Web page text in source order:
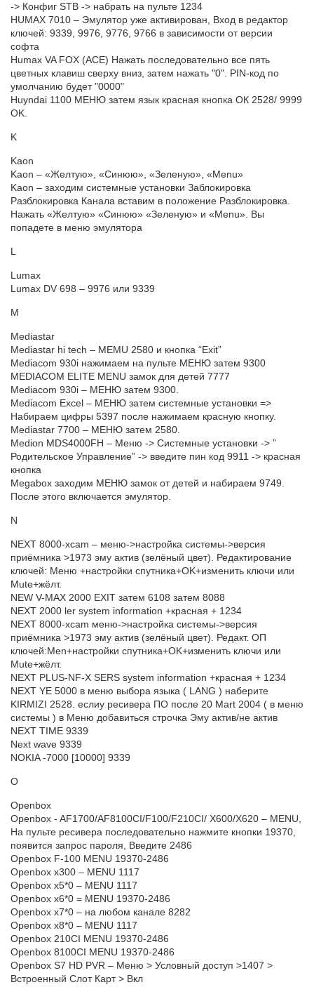
-> Конфиг STB -> набрать на пульте 1234
HUMAX 7010 – Эмулятор уже активирован, Вход в редактор
ключей: 9339, 9976, 9776, 9766 в зависимости от версии
софта
Humax VA FOX (ACE) Нажать последовательно все пять
цветных клавиш сверху вниз, затем нажать "0". PIN-код по
умолчанию будет "0000"
Huyndai 1100 МЕНЮ затем язык красная кнопка ОК 2528/ 9999
OK.
K
Kaon
Kaon – «Желтую», «Синюю», «Зеленую», «Menu»
Kaon – заходим системные установки Заблокировка
Разблокировка Канала вставим в положение Разблокировка.
Нажать «Желтую» «Синюю» «Зеленую» и «Menu». Вы
попадете в меню эмулятора
L
Lumax
Lumax DV 698 – 9976 или 9339
M
Mediastar
Mediastar hi tech – MEMU 2580 и кнопка “Exit”
Мediacom 930i нажимаем на пульте МЕНЮ затем 9300
MEDIACOM ELITE MENU замок для детей 7777
Мediacom 930i – МЕНЮ затем 9300.
Mediacom Excel – МЕНЮ затем системные установки =>
Набираем цифры 5397 после нажимаем красную кнопку.
Mediastar 7700 – МЕНЮ затем 2580.
Medion MDS4000FH – Меню -> Системные установки -> ”
Родительское Управление” -> введите пин код 9911 -> краснaя
кнопка
Megabox заходим МЕНЮ замок от детей и набираем 9749.
После этого включается эмулятор.
N
NEXT 8000-xcam – меню->настройка системы->версия
приёмника >1973 эму актив (зелёный цвет). Редактирование
ключей: Meню +настройки спутника+OK+изменить ключи или
Mute+жёлт.
NEW V-MAX 2000 EXIT затем 6108 затем 8088
NEXT 2000 ler system information +красная + 1234
NEXT 8000-xcam меню->настройка системы->версия
приёмника >1973 эму актив (зелёный цвет). Редакт. ОП
ключей:Men+настройки спутника+OK+изменить ключи или
Mute+жёлт.
NEXT PLUS-NF-X SERS system information +красная + 1234
NEXT YE 5000 в меню выбора языка ( LANG ) наберите
KIRMIZI 2528. еслиу ресивера ПО после 20 Mart 2004 ( в меню
системы ) в Меню добавиться строчка Эму актив/не актив
NEXT TIME 9339
Next wave 9339
NOKIA -7000 [10000] 9339
O
Openbox
Openbox - AF1700/AF8100CI/F100/F210CI/ X600/X620 – MENU,
На пульте ресивера последовательно нажмите кнопки 19370,
появится запрос пароля, Введите 2486
Openbox F-100 MENU 19370-2486
Openbox х300 – MENU 1117
Openbox x5*0 – MENU 1117
Openbox х6*0 = MENU 19370-2486
Openbox x7*0 – на любом канале 8282
Openbox x8*0 – MENU 1117
Openbox 210CI MENU 19370-2486
Openbox 8100CI MENU 19370-2486
Openbox S7 HD PVR – Меню > Условный доступ >1407 >
Встроенный Слот Карт > Вкл